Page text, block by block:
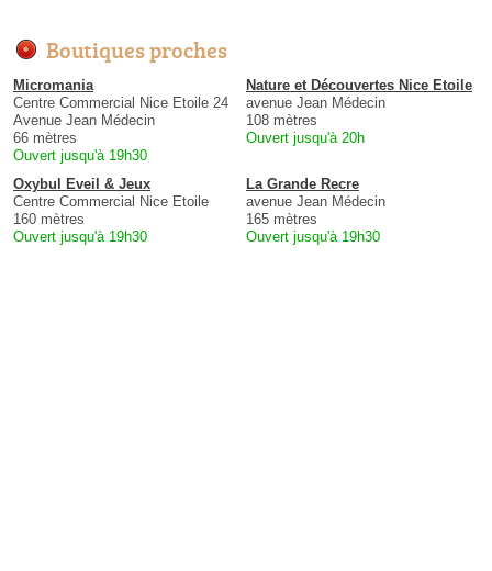
Boutiques proches
Micromania
Centre Commercial Nice Etoile 24
Avenue Jean Médecin
66 mètres
Ouvert jusqu'à 19h30
Nature et Découvertes Nice Etoile
avenue Jean Médecin
108 mètres
Ouvert jusqu'à 20h
Oxybul Eveil & Jeux
Centre Commercial Nice Etoile
160 mètres
Ouvert jusqu'à 19h30
La Grande Recre
avenue Jean Médecin
165 mètres
Ouvert jusqu'à 19h30